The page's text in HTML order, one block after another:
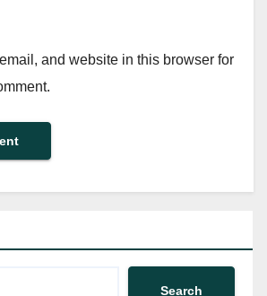
and website in this browser for
Search